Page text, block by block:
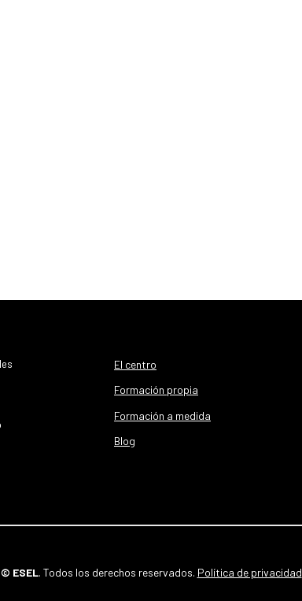
El centro
Formación propia
Formación a medida
Blog
© ESEL. Todos los derechos reservados. Política de privacidad